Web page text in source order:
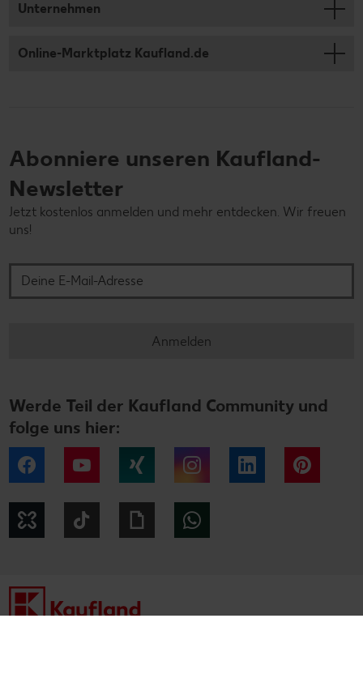
Unternehmen
Online-Marktplatz Kaufland.de
Abonniere unseren Kaufland-
Newsletter
Jetzt kostenlos anmelden und mehr entdecken. Wir freuen
uns!
Anmelden
Werde Teil der Kaufland Community und
folge uns hier:
Facebook YouTube Instagram LinkedIn
Kununu Giphy